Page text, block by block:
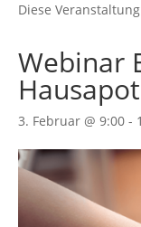
Diese
Webinar
3. Februar @ 9:00 -